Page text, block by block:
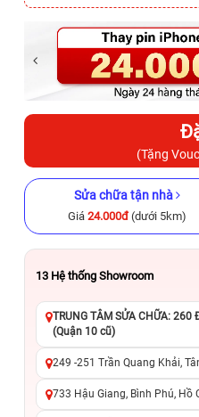
iPhone 13 Pro 128GB Cũ chính
hãng
8.490.000đ
13.990.000đ
-5.500.000đ
(Tặng
Sửa chữa tận nhà
Giá 24.000đ(dưới 5km)
13 Hệ thống Showroom
TRUNG TÂM SỬA CHỮA:
(Quận 10 cũ)
249 -251 Trần Quang Khải,
733 Hậu Giang, Bình Phú, Hồ